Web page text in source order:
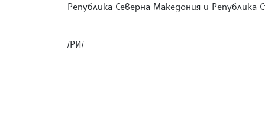
Република Северна Македония и Република
/РИ/